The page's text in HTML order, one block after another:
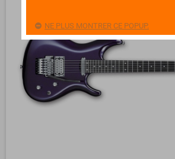
NE PLUS MONTRER CE POPUP.